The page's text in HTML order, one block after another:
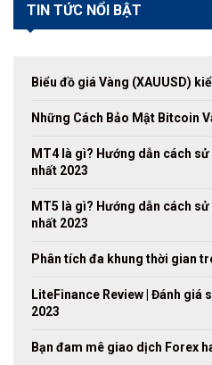
TIN TỨC NỔI BẬT
Biểu đồ giá Vàng (XAUUSD)
Những Cách Bảo Mật Bitcoin
MT4 là gì? Hướng dẫn cách
nhất 2023
MT5 là gì? Hướng dẫn cách
nhất 2023
Phân tích đa khung thời gian
LiteFinance Review | Đánh giá
2023
Bạn đam mê giao dịch Forex